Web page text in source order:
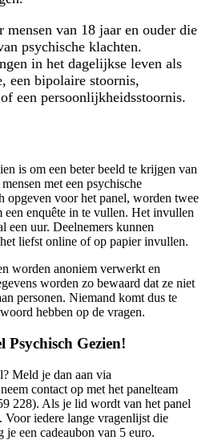
mensen van 18 jaar en ouder die
psychische klachten.
in het dagelijkse leven als
een bipolaire stoornis,
een persoonlijkheidsstoornis.
is om een beter beeld te krijgen van
met een psychische
opgeven voor het panel, worden twee
een enquête in te vullen. Het invullen
een uur. Deelnemers kunnen
liefst online of op papier invullen.
worden anoniem verwerkt en
worden zo bewaard dat ze niet
personen. Niemand komt dus te
hebben op de vragen.
Psychisch Gezien!
Meld je dan aan via
contact op met het panelteam
228). Als je lid wordt van het panel
iedere lange vragenlijst die
een cadeaubon van 5 euro.